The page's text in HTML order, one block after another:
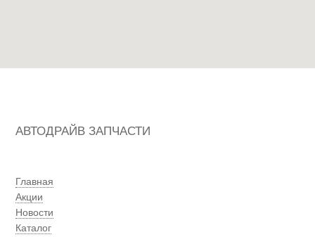
АВТОДРАЙВ ЗАПЧАСТИ
Главная
Акции
Новости
Каталог